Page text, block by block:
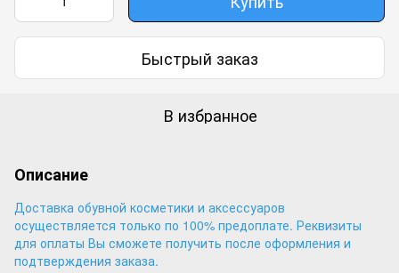
Быстрый заказ
В избранное
Описание
Доставка обувной косметики и аксессуаров
осуществляется только по 100% предоплате. Реквизиты
для оплаты Вы сможете получить после оформления и
подтверждения заказа.